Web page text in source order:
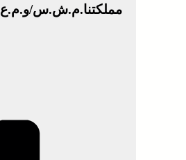
مملكتنا.م.ش.س/و.م.ع